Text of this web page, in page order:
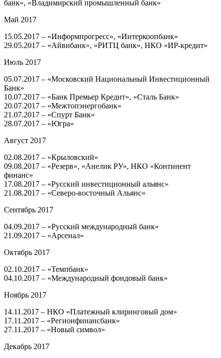
банк», «Владимирский промышленный банк»
Май 2017
15.05.2017 – «Информпрогресс», «Интеркоопбанк»
29.05.2017 – «Айвибанк», «РИТЦ банк», НКО «ИР-кредит»
Июль 2017
05.07.2017 – «Московский Национальный Инвестиционный
Банк»
10.07.2017 – «Банк Премьер Кредит», «Сталь Банк»
20.07.2017 – «Межтопэнергобанк»
21.07.2017 – «Спурт Банк»
28.07.2017 – «Югра»
Август 2017
02.08.2017 – «Крыловский»
09.08.2017 – «Резерв», «Анелик РУ», НКО «Континент
финанс»
17.08.2017 – «Русский инвестиционный альянс»
21.08.2017 – «Северо-восточный Альянс»
Сентябрь 2017
04.09.2017 – «Русский международный банк»
21.09.2017 – «Арсенал»
Октябрь 2017
02.10.2017 – «Темпбанк»
04.10.2017 – «Международный фондовый банк»
Ноябрь 2017
14.11.2017 – НКО «Платежный клиринговый дом»
17.11.2017 – «Регионфинансбанк»
27.11.2017 – «Новый символ»
Декабрь 2017